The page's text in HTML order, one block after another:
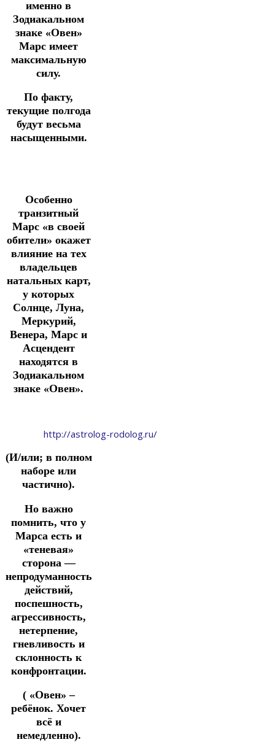
именно в
Зодиакальном
знаке «Овен»
Марс имеет
максимальную
силу.
По факту,
текущие полгода
будут весьма
насыщенными.
Особенно
транзитный
Марс «в своей
обители» окажет
влияние на тех
владельцев
натальных карт,
у которых
Солнце, Луна,
Меркурий,
Венера, Марс и
Асцендент
находятся в
Зодиакальном
знаке «Овен».
http://astrolog-rodolog.ru/
(И/или; в полном
наборе или
частично).
Но важно
помнить, что у
Марса есть и
«теневая»
сторона —
непродуманность
действий,
поспешность,
агрессивность,
нетерпение,
гневливость и
склонность к
конфронтации.
( «Овен» –
ребёнок. Хочет
всё и
немедленно).